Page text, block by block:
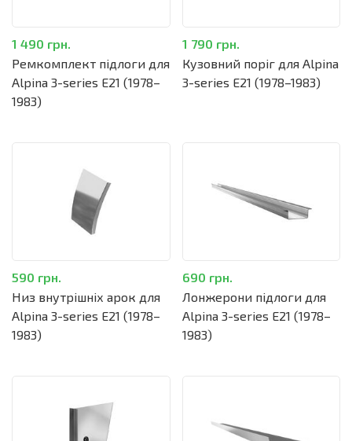
Ремкомплект підлоги для
Alpina 3-series E21 (1978–
1983)
1 490 грн.
Кузовний поріг для Alpina
3-series E21 (1978–1983)
1 790 грн.
Низ внутрішніх арок для
Alpina 3-series E21 (1978–
1983)
590 грн.
Лонжерони підлоги для
Alpina 3-series E21 (1978–
1983)
690 грн.